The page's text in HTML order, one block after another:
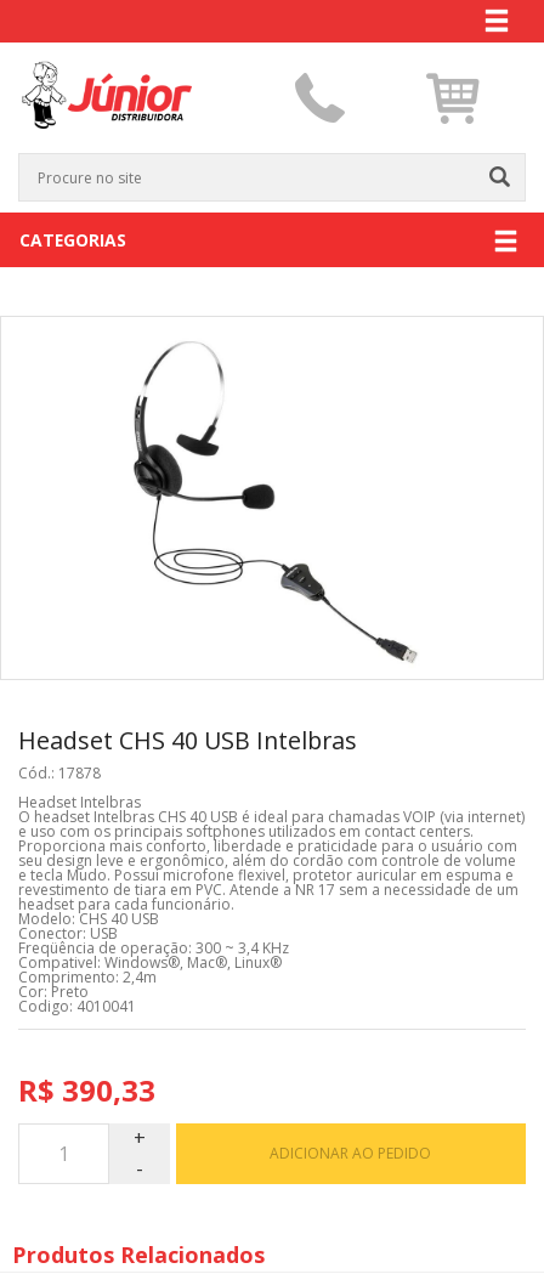
CATEGORIAS
Headset CHS 40 USB Intelbras
Cód.: 17878
Headset Intelbras
O headset Intelbras CHS 40 USB é ideal para chamadas VOIP (via internet)
e uso com os principais softphones utilizados em contact centers.
Proporciona mais conforto, liberdade e praticidade para o usuário com
seu design leve e ergonômico, além do cordão com controle de volume
e tecla Mudo. Possui microfone flexivel, protetor auricular em espuma e
revestimento de tiara em PVC. Atende a NR 17 sem a necessidade de um
headset para cada funcionário.
Modelo: CHS 40 USB
Conector: USB
Freqüência de operação: 300 ~ 3,4 KHz
Compativel: Windows®, Mac®, Linux®
Comprimento: 2,4m
Cor: Preto
Codigo: 4010041
R$ 390,33
ADICIONAR AO PEDIDO
Produtos Relacionados